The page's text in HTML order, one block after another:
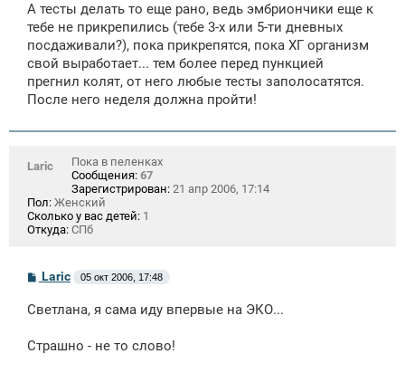
и
е
А тесты делать то еще рано, ведь эмбриончики еще к
тебе не прикрепились (тебе 3-х или 5-ти дневных
посдаживали?), пока прикрепятся, пока ХГ организм
свой выработает... тем более перед пункцией
прегнил колят, от него любые тесты заполосатятся.
После него неделя должна пройти!
Laric
Пока в пеленках
Сообщения: 67
Зарегистрирован: 21 апр 2006, 17:14
Пол: Женский
Сколько у вас детей: 1
Откуда: СПб
С
б
н
Laric 05 окт 2006, 17:48
Светлана, я сама иду впервые на ЭКО...
Страшно - не то слово!